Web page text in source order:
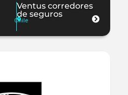
Ventus corredores
de seguros
Chile